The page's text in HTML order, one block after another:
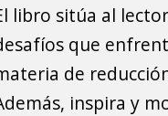
libro sitúa al
que
de
inspira y